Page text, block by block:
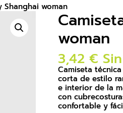
Shanghai woman
woman
3,42 €
Camiseta
corta de estilo
e interior de la
con
confortable y